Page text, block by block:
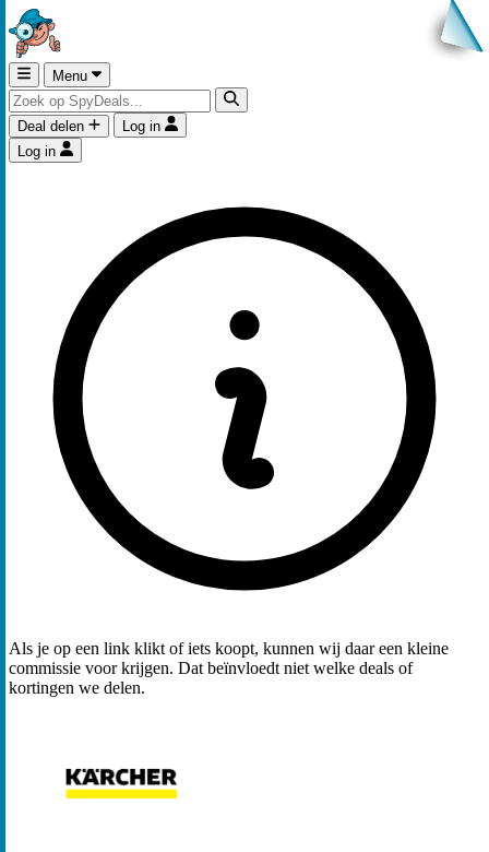
Menu
Deal delen
Log in
Log in
Als je op een link klikt of iets koopt, kunnen wij daar een kleine
commissie voor krijgen. Dat beïnvloedt niet welke deals of
kortingen we delen.